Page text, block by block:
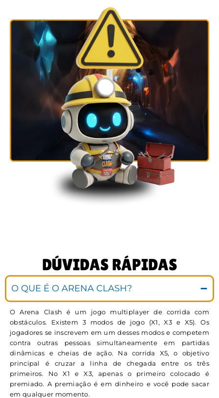
DÚVIDAS RÁPIDAS
O QUE É O ARENA CLASH?
O Arena Clash é um jogo multiplayer de corrida com
obstáculos. Existem 3 modos de jogo (X1, X3 e X5). Os
jogadores se inscrevem em um desses modos e competem
contra outras pessoas simultaneamente em partidas
dinâmicas e cheias de ação. Na corrida X5, o objetivo
principal é cruzar a linha de chegada entre os três
primeiros. No X1 e X3, apenas o primeiro colocado é
premiado. A premiação é em dinheiro e você pode sacar
em qualquer momento.